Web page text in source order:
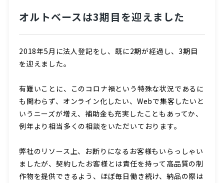
オルトベースは3期目を迎えました
2018年5月に法人登記をし、既に2期が経過し、3期目
を迎えました。
有難いことに、このコロナ禍という特殊な状況であるに
も関わらず、オンライン化したい、Webで集客したいと
いうニーズが増え、補助金も充実したこともあってか、
例年より相当多くの相談をいただいております。
弊社のリソース上、お断りになるお客様もいらっしゃい
ましたが、契約したお客様とは責任を持って高品質の制
作物を提供できるよう、ほぼ毎日働き続け、納品の際は